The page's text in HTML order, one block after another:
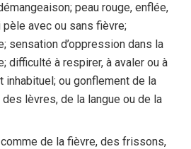
peau rouge, enflée,
avec ou sans fièvre;
sensation d’oppression dans la
difficulté à respirer, à avaler ou à
inhabituel; ou gonflement de la
des lèvres, de la langue ou de la
de la fièvre, des frissons,